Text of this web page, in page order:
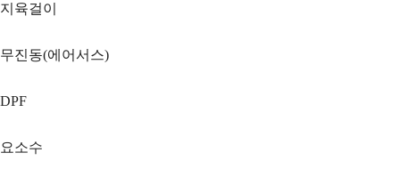
지육걸이
무진동(에어서스)
DPF
요소수